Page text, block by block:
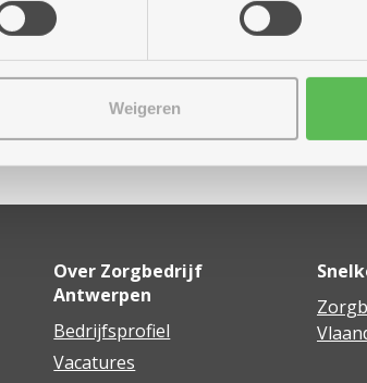
Weigeren
Delen
Over Zorgbedrijf
Antwerpen
Bedrijfsprofiel
Vacatures